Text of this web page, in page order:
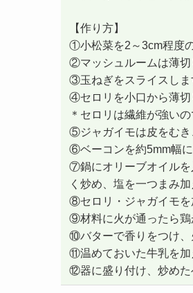
【作り方】
①小松菜を2～3cm程度
②マッシュルームは薄切
③玉ねぎをスライスしま
④セロリを小口から薄切
＊セロリは繊維が強い
⑤ジャガイモは皮をむき
⑥ベーコンを約5mm幅に
⑦鍋にオリーブオイルを
く炒め、塩を一つまみ
⑧セロリ・ジャガイモを
⑨材料に火が通ったら鶏
⑩バターで香りをつけ、
⑪温めておいた牛乳を加
⑫器に盛り付け、炒めた